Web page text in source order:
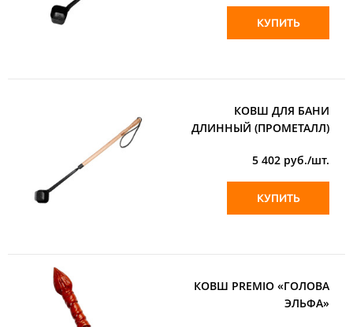
КУПИТЬ
КОВШ ДЛЯ БАНИ
ДЛИННЫЙ (ПРОМЕТАЛЛ)
5 402 руб./шт.
КУПИТЬ
КОВШ PREMIO «ГОЛОВА
ЭЛЬФА»